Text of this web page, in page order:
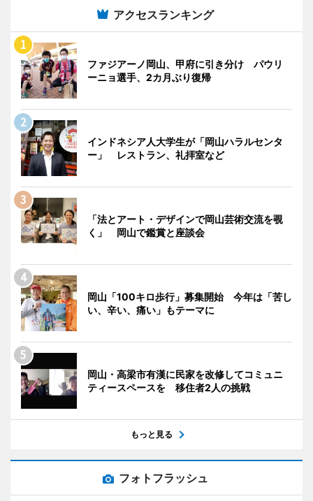
アクセスランキング
ファジアーノ岡山、甲府に引き分け パウリ
ーニョ選手、2カ月ぶり復帰
インドネシア人大学生が「岡山ハラルセンタ
ー」 レストラン、礼拝室など
「法とアート・デザインで岡山芸術交流を覗
く」 岡山で鑑賞と座談会
岡山「100キロ歩行」募集開始 今年は「苦し
い、辛い、痛い」もテーマに
岡山・高梁市有漢に民家を改修してコミュニ
ティースペースを 移住者2人の挑戦
もっと見る
フォトフラッシュ